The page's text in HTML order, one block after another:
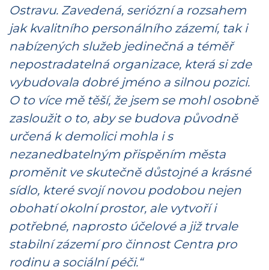
Ostravu. Zavedená, seriózní a rozsahem
jak kvalitního personálního zázemí, tak i
nabízených služeb jedinečná a téměř
nepostradatelná organizace, která si zde
vybudovala dobré jméno a silnou pozici.
O to více mě těší, že jsem se mohl osobně
zasloužit o to, aby se budova původně
určená k demolici mohla i s
nezanedbatelným přispěním města
proměnit ve skutečně důstojné a krásné
sídlo, které svojí novou podobou nejen
obohatí okolní prostor, ale vytvoří i
potřebné, naprosto účelové a již trvale
stabilní zázemí pro činnost Centra pro
rodinu a sociální péči.“